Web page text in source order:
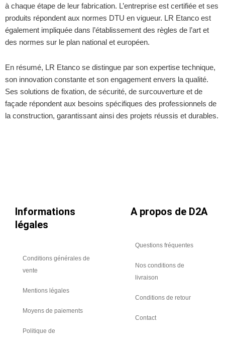
à chaque étape de leur fabrication. L’entreprise est certifiée et ses
produits répondent aux normes DTU en vigueur. LR Etanco est
également impliquée dans l’établissement des règles de l’art et
des normes sur le plan national et européen.
En résumé, LR Etanco se distingue par son expertise technique,
son innovation constante et son engagement envers la qualité.
Ses solutions de fixation, de sécurité, de surcouverture et de
façade répondent aux besoins spécifiques des professionnels de
la construction, garantissant ainsi des projets réussis et durables.
Informations
légales
Conditions générales de
vente
Mentions légales
Moyens de paiements
Politique de
A propos de D2A
Questions fréquentes
Nos conditions de
livraison
Conditions de retour
Contact